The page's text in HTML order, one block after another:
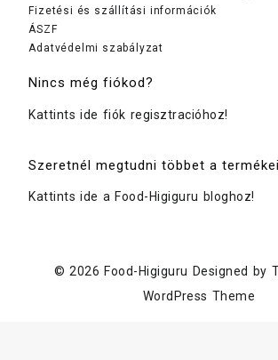
Fizetési és szállítási információk
ÁSZF
Adatvédelmi szabályzat
Nincs még fiókod?
Kattints ide fiók regisztracióhoz!
Szeretnél megtudni többet a
Kattints ide a Food-Higiguru bloghoz!
© 2026 Food-Higiguru Designed by
WordPress Theme